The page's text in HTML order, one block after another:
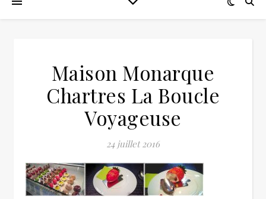
Maison Monarque
Chartres La Boucle
Voyageuse
24 juillet 2016